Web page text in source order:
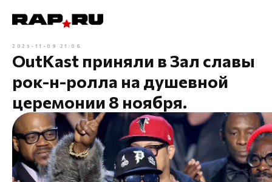
2025-11-09 21:06
OutKast приняли в Зал славы
рок-н-ролла на душевной
церемонии 8 ноября.